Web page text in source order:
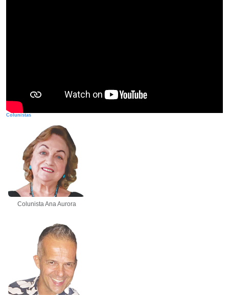
Colunistas
Colunista Ana Aurora